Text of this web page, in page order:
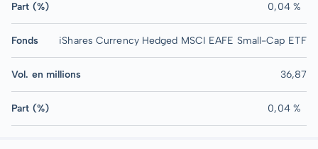
Part (%) 0,04 %
Fonds iShares Currency Hedged MSCI EAFE Small-Cap ETF
Vol. en millions 36,87
Part (%) 0,04 %